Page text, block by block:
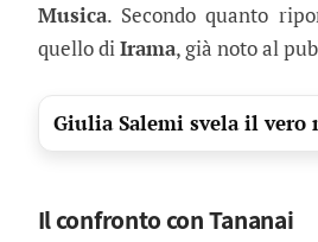
Musica. Secondo quanto
quello diIrama, già noto al
Giulia Salemi svela il vero
Il confronto con Tananai